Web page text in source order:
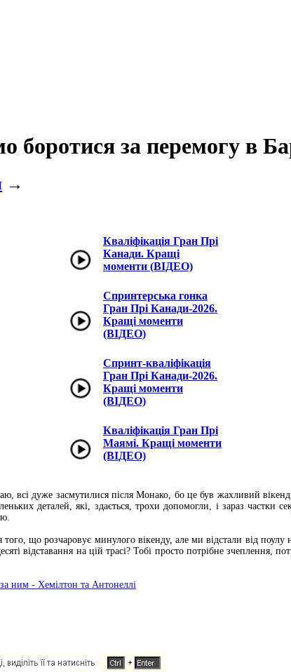
за перемогу в
→
Кваліфікація Гран Прі
Канади. Кращі
моменти (ВІДЕО)
Спринтерська гонка
Гран Прі Канади-2026.
Кращі моменти
(ВІДЕО)
Спринт-кваліфікація
Гран Прі Канади-2026.
Кращі моменти
(ВІДЕО)
Кваліфікація Гран Прі
Маямі. Кращі моменти
(ВІДЕО)
дуже засмутилися після Монако, бо це був жахливий
деталей, які, здається, трохи допомогли, і зараз
що розчаровує минулого вікенду, але ми відстали від
відставання на цій трасі? Тобі просто потрібне зчеплення,
ним - Хемілтон та Антонеллі